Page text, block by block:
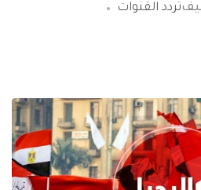
تردد القنوات